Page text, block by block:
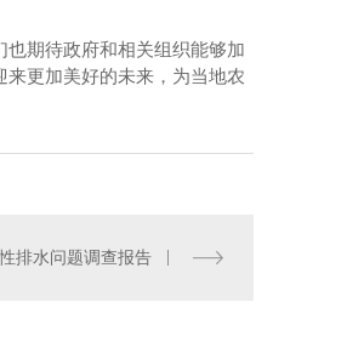
期待政府和相关组织能够加
更加美好的未来，为当地农
排水问题调查报告